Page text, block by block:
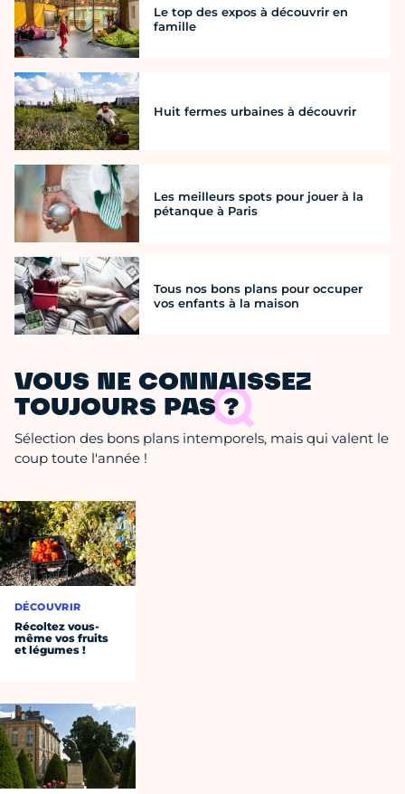
Le top des expos à découvrir en
famille
Huit fermes urbaines à découvrir
Les meilleurs spots pour jouer à la
pétanque à Paris
Tous nos bons plans pour occuper
vos enfants à la maison
VOUS NE CONNAISSEZ
TOUJOURS PAS ?
Sélection des bons plans intemporels, mais qui valent le
coup toute l'année !
DÉCOUVRIR
Récoltez vous-
même vos fruits
et légumes !